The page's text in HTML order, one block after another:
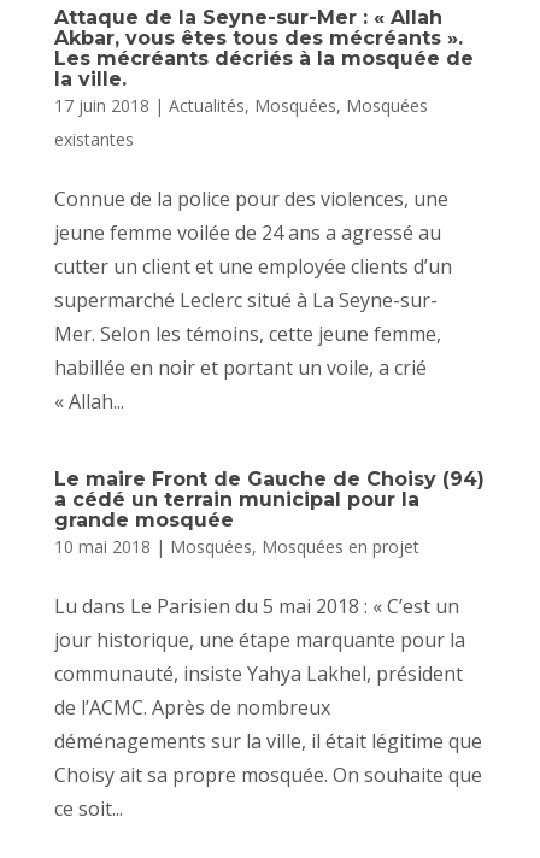
Attaque de la Seyne-sur-Mer : « Allah
Akbar, vous êtes tous des mécréants ».
Les mécréants décriés à la mosquée de
la ville.
17 juin 2018 | Actualités, Mosquées, Mosquées
existantes
Connue de la police pour des violences, une
jeune femme voilée de 24 ans a agressé au
cutter un client et une employée clients d’un
supermarché Leclerc situé à La Seyne-sur-
Mer. Selon les témoins, cette jeune femme,
habillée en noir et portant un voile, a crié
« Allah...
Le maire Front de Gauche de Choisy (94)
a cédé un terrain municipal pour la
grande mosquée
10 mai 2018 | Mosquées, Mosquées en projet
Lu dans Le Parisien du 5 mai 2018 : « C’est un
jour historique, une étape marquante pour la
communauté, insiste Yahya Lakhel, président
de l’ACMC. Après de nombreux
déménagements sur la ville, il était légitime que
Choisy ait sa propre mosquée. On souhaite que
ce soit...